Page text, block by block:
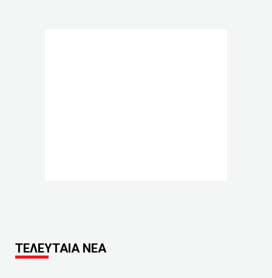
ΤΕΛΕΥΤΑΙΑ ΝΕΑ